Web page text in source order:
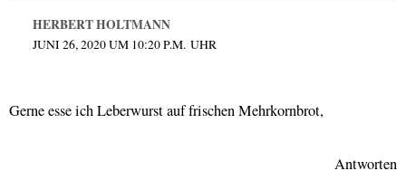
HERBERT HOLTMANN
JUNI 26, 2020 UM 10:20 P.M. UHR
Gerne esse ich Leberwurst auf frischen Mehrkornbrot,
Antworten